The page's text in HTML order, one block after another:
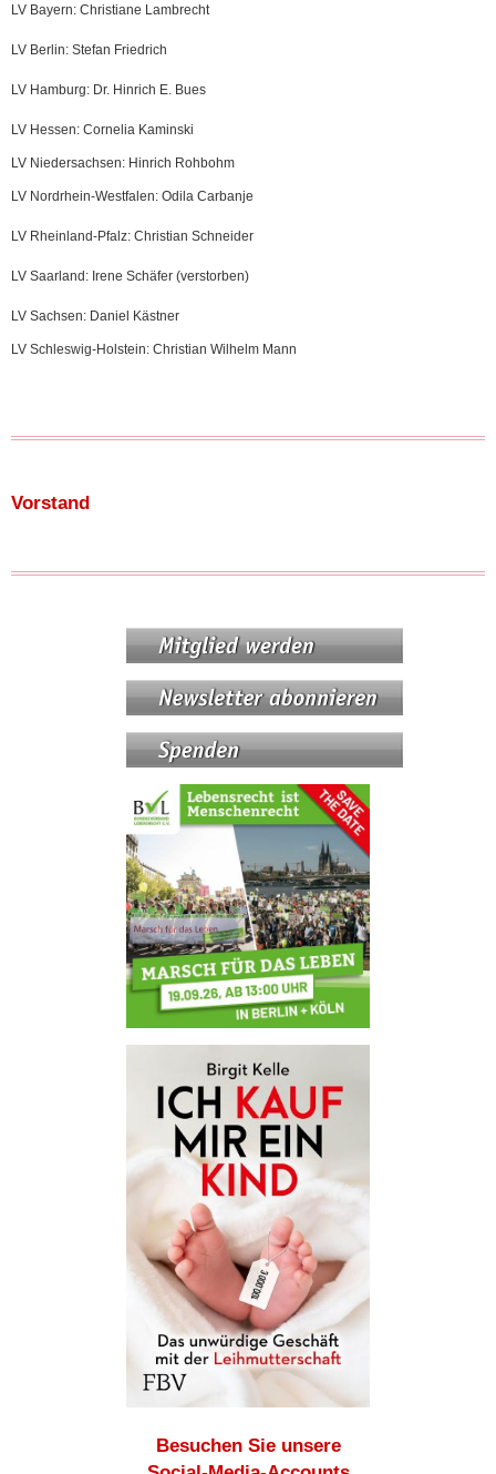
LV Bayern: Christiane Lambrecht
LV Berlin: Stefan Friedrich
LV Hamburg: Dr. Hinrich E. Bues
LV Hessen: Cornelia Kaminski
LV Niedersachsen: Hinrich Rohbohm
LV Nordrhein-Westfalen: Odila Carbanje
LV Rheinland-Pfalz: Christian Schneider
LV Saarland: Irene Schäfer (verstorben)
LV Sachsen: Daniel Kästner
LV Schleswig-Holstein: Christian Wilhelm Mann
Vorstand
Besuchen Sie unsere